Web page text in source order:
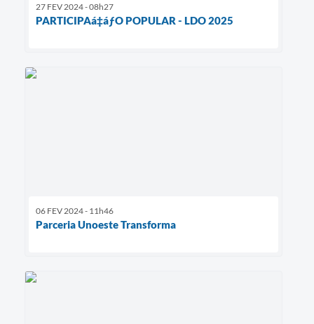
27 FEV 2024 - 08h27
PARTICIPAá‡áƒO POPULAR - LDO 2025
06 FEV 2024 - 11h46
Parceria Unoeste Transforma